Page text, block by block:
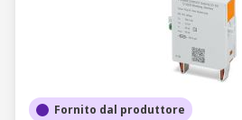
Fornito dal produttore